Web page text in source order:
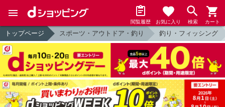
閲覧履歴 お気に入り 検索 カート
トップページ スポーツ・アウトドア・釣り 釣り・フィッシング